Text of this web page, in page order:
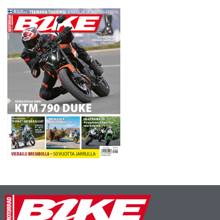
menivät brittikuljettajille, eli
Aprilian Leon Haslamille,
Suzukin Alex Lowesille ja…